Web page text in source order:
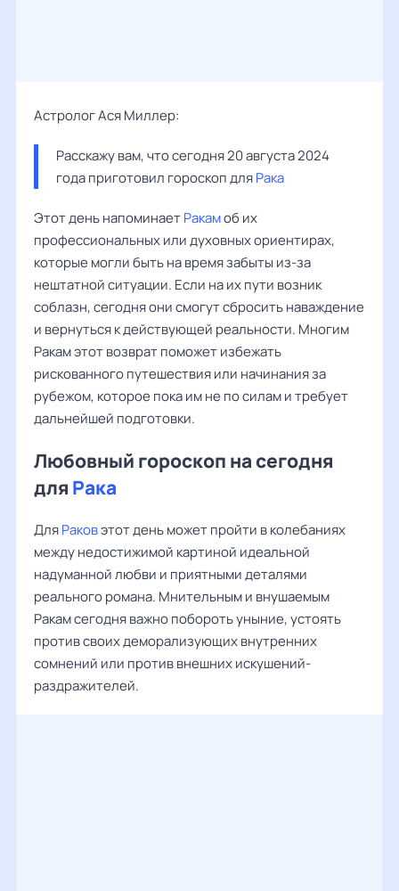
Астролог Ася Миллер:
Расскажу вам, что сегодня 20 августа 2024
года приготовил гороскоп для Рака
Этот день напоминаетРакамоб их
профессиональных или духовных ориентирах,
которые могли быть на время забыты из-за
нештатной ситуации. Если на их пути возник
соблазн, сегодня они смогут сбросить наваждение
и вернуться к действующей реальности. Многим
Ракам этот возврат поможет избежать
рискованного путешествия или начинания за
рубежом, которое пока им не по силам и требует
дальнейшей подготовки.
Любовный гороскоп на сегодня
для Рака
ДляРаковэтот день может пройти в колебаниях
между недостижимой картиной идеальной
надуманной любви и приятными деталями
реального романа. Мнительным и внушаемым
Ракам сегодня важно побороть уныние, устоять
против своих деморализующих внутренних
сомнений или против внешних искушений-
раздражителей.